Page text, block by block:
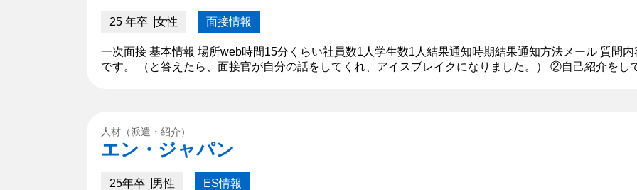
25 年卒 女性 面接情報
一次面接 基本情報 場所web時間15分くらい社員数1人学生数1人結果通知時期結果通知方法メール 質問
です。 （と答えたら、面接官が自分の話をしてくれ、アイスブレイクになりました。） ②自己紹介をし
人材（派遣・紹介）
エン・ジャパン
25年卒 男性 ES情報